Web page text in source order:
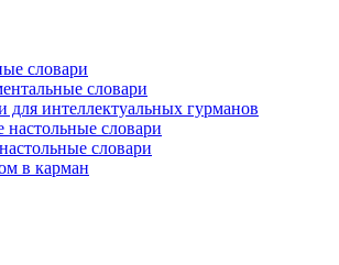
словари
словари
для интеллектуальных гурманов
настольные словари
словари
в карман